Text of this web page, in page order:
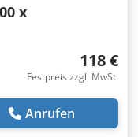
x
118 €
Festpreis zzgl. MwSt.
Anrufen